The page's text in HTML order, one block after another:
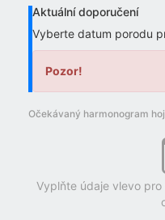
Aktuální doporučení
Vyberte datum porodu
Pozor!
Očekávaný harmonogram
Vyplňte údaje vlevo